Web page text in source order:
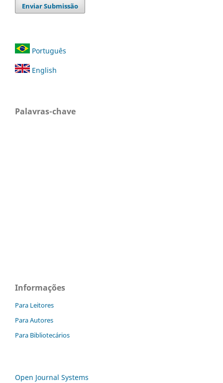
Enviar Submissão
Português
English
Palavras-chave
Informações
Para Leitores
Para Autores
Para Bibliotecários
Open Journal Systems